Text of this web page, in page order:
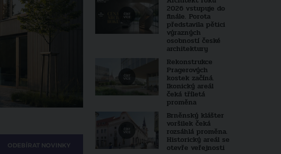
ODEBÍRAT NOVINKY
2026 vstupuje do
finále. Porota
představila pětici
výrazných
osobností české
architektury
Rekonstrukce
Pragerových
kostek začíná.
Ikonický areál
čeká tříletá
proměna
Brněnský klášter
voršilek čeká
rozsáhlá proměna.
Historický areál se
otevře veřejnosti